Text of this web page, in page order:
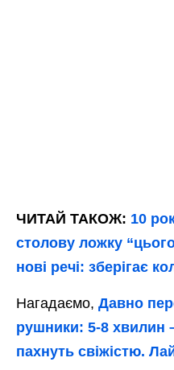
ЧИТАЙ ТАКОЖ: 10
столову ложку
нові речі: зберігає
Нагадаємо, Давно
рушники: 5-8 хвилин
пахнуть свіжістю.